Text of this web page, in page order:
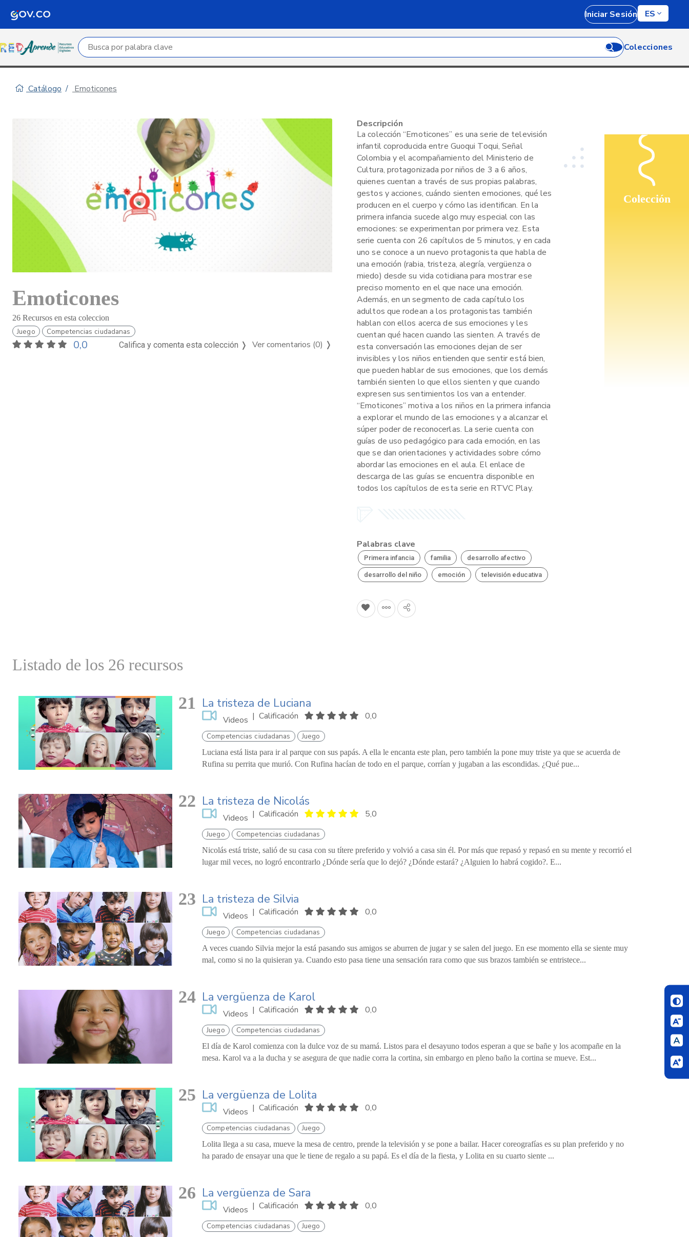
Iniciar Sesión ES
Campo de búsqueda por palabra clave Colecciones
Catálogo Emoticones
Colección
Emoticones
26 Recursos en esta coleccion
Juego Competencias ciudadanas
0,0 Califica y comenta esta colección ❭ Ver comentarios (0) ❭
Descripción
La colección “Emoticones” es una serie de televisión
infantil coproducida entre Guoqui Toqui, Señal
Colombia y el acompañamiento del Ministerio de
Cultura, protagonizada por niños de 3 a 6 años,
quienes cuentan a través de sus propias palabras,
gestos y acciones, cuándo sienten emociones, qué les
producen en el cuerpo y cómo las identifican. En la
primera infancia sucede algo muy especial con las
emociones: se experimentan por primera vez. Esta
serie cuenta con 26 capítulos de 5 minutos, y en cada
uno se conoce a un nuevo protagonista que habla de
una emoción (rabia, tristeza, alegría, vergüenza o
miedo) desde su vida cotidiana para mostrar ese
preciso momento en el que nace una emoción.
Además, en un segmento de cada capítulo los
adultos que rodean a los protagonistas también
hablan con ellos acerca de sus emociones y les
cuentan qué hacen cuando las sienten. A través de
esta conversación las emociones dejan de ser
invisibles y los niños entienden que sentir está bien,
que pueden hablar de sus emociones, que los demás
también sienten lo que ellos sienten y que cuando
expresen sus sentimientos los van a entender.
“Emoticones” motiva a los niños en la primera infancia
a explorar el mundo de las emociones y a alcanzar el
súper poder de reconocerlas. La serie cuenta con
guías de uso pedagógico para cada emoción, en las
que se dan orientaciones y actividades sobre cómo
abordar las emociones en el aula. El enlace de
descarga de las guías se encuentra disponible en
todos los capítulos de esta serie en RTVC Play.
Palabras clave
Primera infancia familia desarrollo afectivo
desarrollo del niño emoción televisión educativa
Listado de los 26 recursos
21 La tristeza de Luciana
Videos | Calificación 0,0
Competencias ciudadanas Juego
Luciana está lista para ir al parque con sus papás. A ella le encanta este plan, pero también la pone muy triste ya que se acuerda de
Rufina su perrita que murió. Con Rufina hacían de todo en el parque, corrían y jugaban a las escondidas. ¿Qué pue...
22 La tristeza de Nicolás
Videos | Calificación 5,0
Juego Competencias ciudadanas
Nicolás está triste, salió de su casa con su títere preferido y volvió a casa sin él. Por más que repasó y repasó en su mente y recorrió el
lugar mil veces, no logró encontrarlo ¿Dónde sería que lo dejó? ¿Dónde estará? ¿Alguien lo habrá cogido?. E...
23 La tristeza de Silvia
Videos | Calificación 0,0
Juego Competencias ciudadanas
A veces cuando Silvia mejor la está pasando sus amigos se aburren de jugar y se salen del juego. En ese momento ella se siente muy
mal, como si no la quisieran ya. Cuando esto pasa tiene una sensación rara como que sus brazos también se entristece...
24 La vergüenza de Karol
Videos | Calificación 0,0
Juego Competencias ciudadanas
El día de Karol comienza con la dulce voz de su mamá. Listos para el desayuno todos esperan a que se bañe y los acompañe en la
mesa. Karol va a la ducha y se asegura de que nadie corra la cortina, sin embargo en pleno baño la cortina se mueve. Est...
25 La vergüenza de Lolita
Videos | Calificación 0,0
Competencias ciudadanas Juego
Lolita llega a su casa, mueve la mesa de centro, prende la televisión y se pone a bailar. Hacer coreografías es su plan preferido y no
ha parado de ensayar una que le tiene de regalo a su papá. Es el día de la fiesta, y Lolita en su cuarto siente ...
26 La vergüenza de Sara
Videos | Calificación 0,0
Competencias ciudadanas Juego